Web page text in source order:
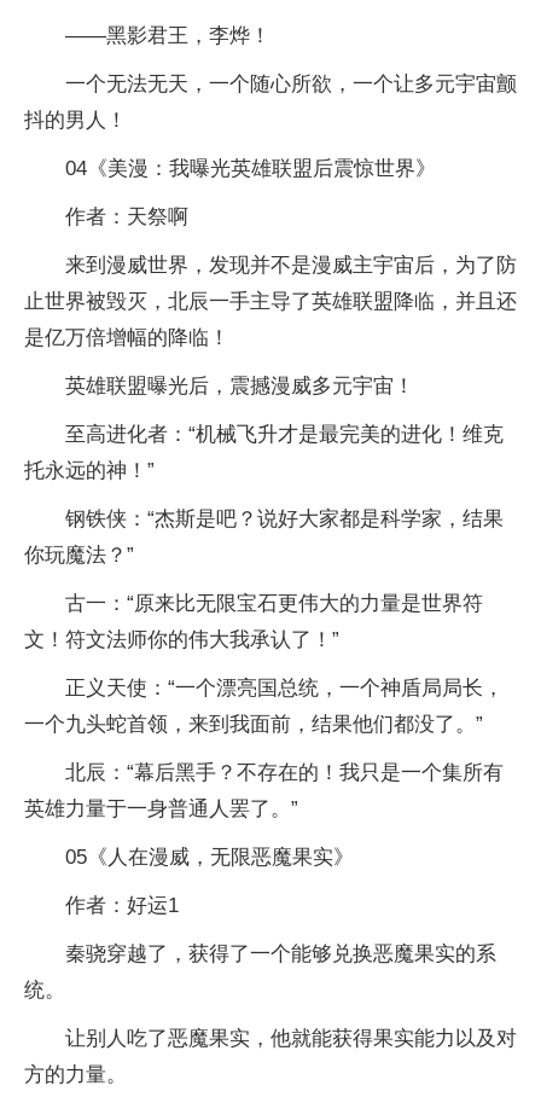
——黑影君王，李烨！
一个无法无天，一个随心所欲，一个让多元宇宙颤
抖的男人！
04《美漫：我曝光英雄联盟后震惊世界》
作者：天祭啊
来到漫威世界，发现并不是漫威主宇宙后，为了防
止世界被毁灭，北辰一手主导了英雄联盟降临，并且还
是亿万倍增幅的降临！
英雄联盟曝光后，震撼漫威多元宇宙！
至高进化者：“机械飞升才是最完美的进化！维克
托永远的神！”
钢铁侠：“杰斯是吧？说好大家都是科学家，结果
你玩魔法？”
古一：“原来比无限宝石更伟大的力量是世界符
文！符文法师你的伟大我承认了！”
正义天使：“一个漂亮国总统，一个神盾局局长，
一个九头蛇首领，来到我面前，结果他们都没了。”
北辰：“幕后黑手？不存在的！我只是一个集所有
英雄力量于一身普通人罢了。”
05《人在漫威，无限恶魔果实》
作者：好运1
秦骁穿越了，获得了一个能够兑换恶魔果实的系
统。
让别人吃了恶魔果实，他就能获得果实能力以及对
方的力量。